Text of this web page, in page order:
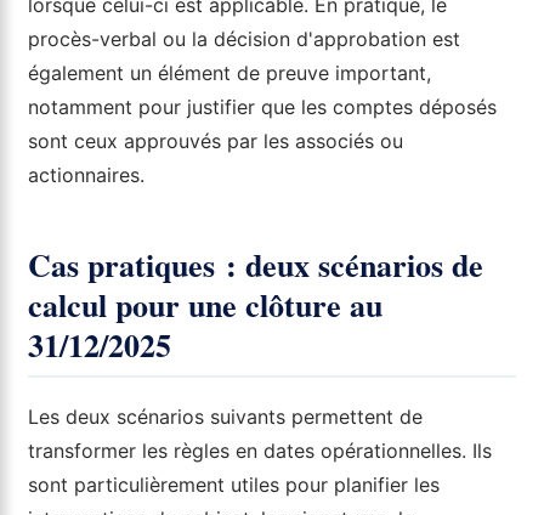
procès-verbal ou la décision d'approbation est
également un élément de preuve important,
notamment pour justifier que les comptes déposés
sont ceux approuvés par les associés ou
actionnaires.
Cas pratiques : deux scénarios de
calcul pour une clôture au
31/12/2025
Les deux scénarios suivants permettent de
transformer les règles en dates opérationnelles. Ils
sont particulièrement utiles pour planifier les